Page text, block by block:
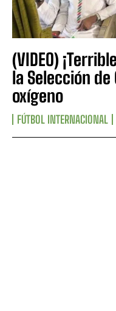
(VIDEO)
la Selección
oxígeno
FÚTBOL INTERNACIONAL